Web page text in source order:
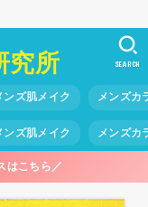
究所
ンズ肌メイク メンズカ
ンズ肌メイク メンズカ
SEARCH
はこちら／